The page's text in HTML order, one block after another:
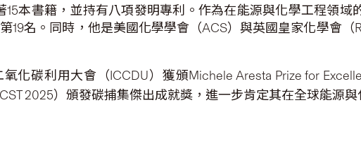
本書籍，並持有八項發明專利。作為在能源與化學工程領域
名。同時，他是美國化學學會（ACS）與英國皇家化學會（
化碳利用大會（ICCDU）獲頒Michele Aresta Prize for
2025）頒發碳捕集傑出成就獎，進一步肯定其在全球能源與